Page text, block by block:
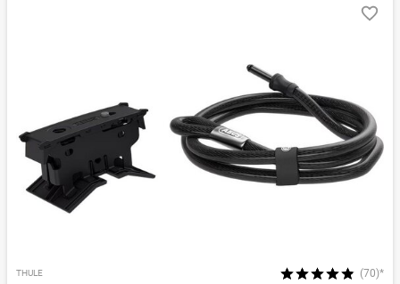
THULE (70)*